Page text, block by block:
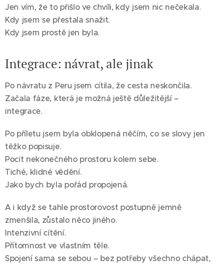
Jen vím, že to přišlo ve chvíli, kdy jsem nic nečekala.
Kdy jsem se přestala snažit.
Kdy jsem prostě jen byla.
Integrace: návrat, ale jinak
Po návratu z Peru jsem cítila, že cesta neskončila.
Začala fáze, která je možná ještě důležitější –
integrace.
Po příletu jsem byla obklopená něčím, co se slovy jen
těžko popisuje.
Pocit nekonečného prostoru kolem sebe.
Tiché, klidné vědění.
Jako bych byla pořád propojená.
A i když se tahle prostorovost postupně jemně
zmenšila, zůstalo něco jiného.
Intenzivní cítění.
Přítomnost ve vlastním těle.
Spojení sama se sebou – bez potřeby všechno chápat,